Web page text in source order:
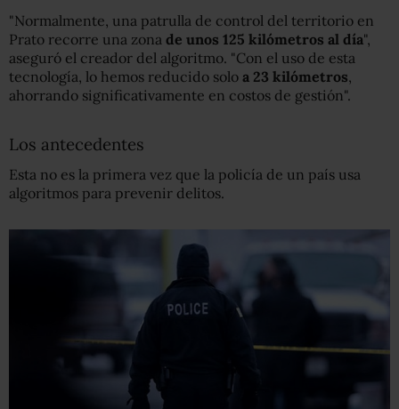
"Normalmente, una patrulla de control del territorio en
Prato recorre una zona de unos 125 kilómetros al día",
aseguró el creador del algoritmo. "Con el uso de esta
tecnología, lo hemos reducido solo a 23 kilómetros,
ahorrando significativamente en costos de gestión".
Los antecedentes
Esta no es la primera vez que la policía de un país usa
algoritmos para prevenir delitos.